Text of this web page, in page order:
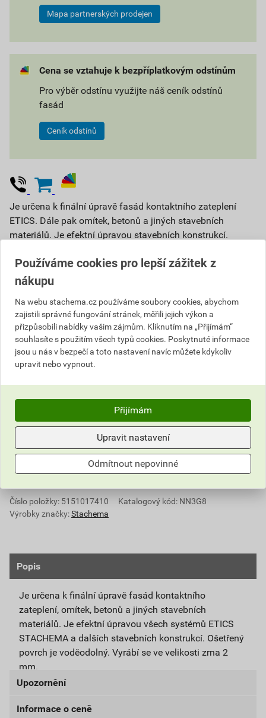
Mapa partnerských prodejen
Cena se vztahuje k bezpříplatkovým odstínům
Pro výběr odstínu využijte náš ceník odstínů
fasád
Ceník odstínů
Je určena k finální úpravě fasád kontaktního zateplení
ETICS. Dále pak omítek, betonů a jiných stavebních
materiálů. Je efektní úpravou stavebních konstrukcí.
Vyberte si prodejnu
Skladem v (1) prodejnách
1 668,59 Kč
Cena s DPH
1 501
ks Do košíku
Do košíku přidáte1 ks / 25 kgza1 501,73
(1 241,10Kčbez DPH).
Číslo položky: 5151017410
Katalogový kód: NN3G8
Výrobky značky:Stachema
Popis
Je určena k finální úpravě fasád kontaktního
zateplení, omítek, betonů a jiných stavebních
materiálů. Je efektní úpravou všech systémů ETICS
STACHEMA a dalších stavebních konstrukcí. Ošetřený
povrch je voděodolný. Vyrábí se ve velikosti zrna 2
mm.
Upozornění
UPOZORNĚNÍ: Používejte ošetřený předmět bezpečně.
Informace o ceně
Používáme cookies pro lepší zážitek z
nákupu
Na webu stachema.cz používáme soubory cookies, abychom
zajistili správné fungování stránek, měřili jejich výkon a
přizpůsobili nabídky vašim zájmům. Kliknutím na „Přijímám“
souhlasíte s použitím všech typů cookies. Poskytnuté informace
jsou u nás v bezpečí a toto nastavení navíc můžete kdykoliv
upravit nebo vypnout.
Přijímám
Upravit nastavení
Odmítnout nepovinné